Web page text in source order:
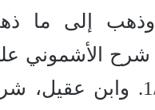
إلى ما
شرح الأشموني
ابن مالك،1/117. وابن